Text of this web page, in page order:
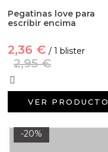
Pegatinas love para
escribir encima
2,36 € / 1 blister
2,95 €
VER PRODUCTO
-20%